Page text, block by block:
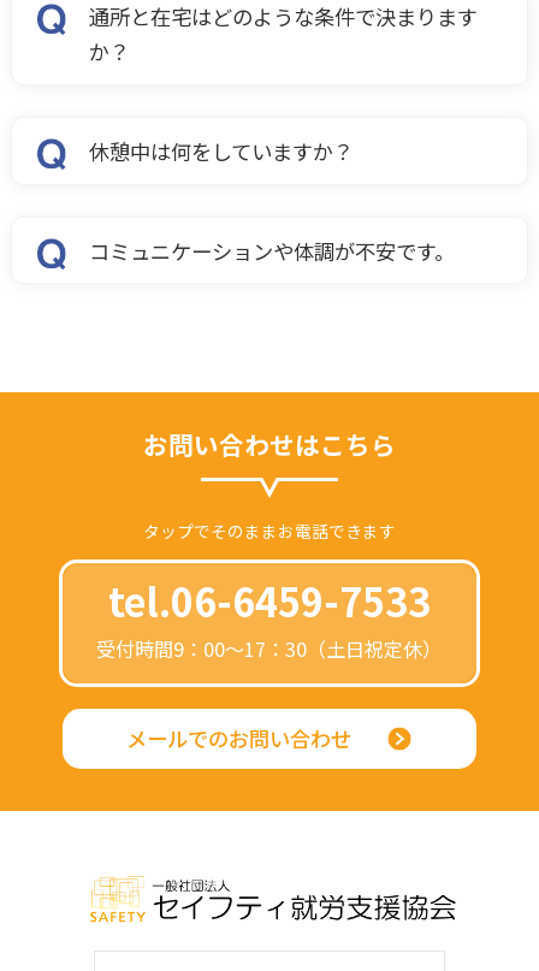
通所と在宅はどのような条件で決まります
か？
休憩中は何をしていますか？
コミュニケーションや体調が不安です。
お問い合わせはこちら
タップでそのままお電話できます
tel.06-6459-7533
受付時間9：00～17：30（土日祝定休）
メールでのお問い合わせ